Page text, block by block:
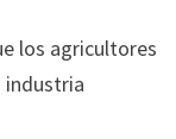
los agricultores
industria